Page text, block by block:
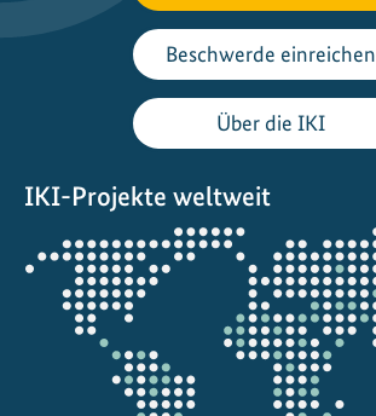
Beschwerde einreichen
Über die IKI
IKI-Projekte weltweit
Öffnet
die
Projektkarte